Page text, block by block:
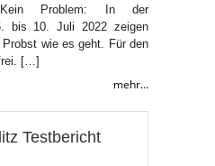
Problem: In der
bis 10. Juli 2022 zeigen
wie es geht. Für den
[…]
mehr...
Testbericht